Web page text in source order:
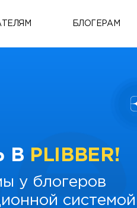
БЛОГЕРАМ
В PLIBBER!
у блогеров
системой